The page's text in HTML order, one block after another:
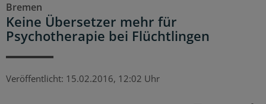
Bremen
Keine Übersetzer mehr für
Psychotherapie bei Flüchtlingen
Veröffentlicht: 15.02.2016, 12:02 Uhr